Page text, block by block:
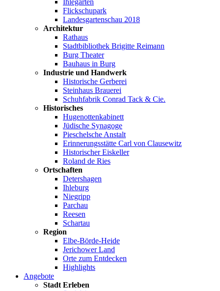
Ihlegärten
Flickschupark
Landesgartenschau 2018
Architektur
Rathaus
Stadtbibliothek Brigitte Reimann
Burg Theater
Bauhaus in Burg
Industrie und Handwerk
Historische Gerberei
Steinhaus Brauerei
Schuhfabrik Conrad Tack & Cie.
Historisches
Hugenottenkabinett
Jüdische Synagoge
Pieschelsche Anstalt
Erinnerungsstätte Carl von Clausewitz
Historischer Eiskeller
Roland de Ries
Ortschaften
Detershagen
Ihleburg
Niegripp
Parchau
Reesen
Schartau
Region
Elbe-Börde-Heide
Jerichower Land
Orte zum Entdecken
Highlights
Angebote
Stadt Erleben